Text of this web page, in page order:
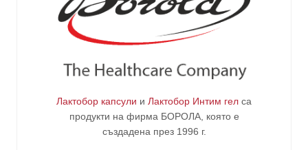
Лактобор капсули и Лактобор Интим гел са
продукти на фирма БОРОЛА, която е
създадена през 1996 г.